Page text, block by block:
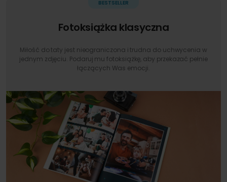
Fotoksiążka klasyczna
Miłość do taty jest nieograniczona i trudna do uchwycenia w
jednym zdjęciu. Podaruj mu fotoksiążkę, aby przekazać pełnie
łączących Was emocji.